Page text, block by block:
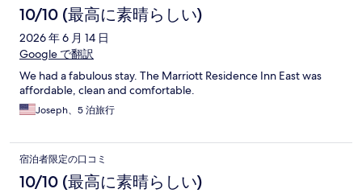
10/10 (最高に素晴らしい)
2026 年 6 月 14 日
Google で翻訳
We had a fabulous stay. The Marriott Residence Inn East was
affordable, clean and comfortable.
Joseph、5 泊旅行
宿泊者限定の口コミ
10/10 (最高に素晴らしい)